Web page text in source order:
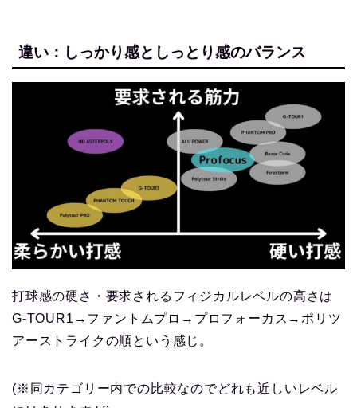
違い：しっかり感としっとり感のバランス
打球感の硬さ・要求されるフィジカルレベルの高さは
G-TOUR1→ファントムプロ→プロフォーカス→ポリツ
アーストライクの順という感じ。
(※同カテゴリー内での比較なのでどれも近しいレベル